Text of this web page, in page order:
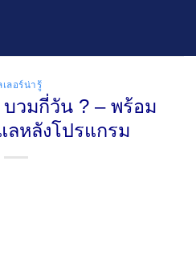
ลอร์น่ารู้
วมกี่วัน ? – พร้อม
หลังโปรแกรม